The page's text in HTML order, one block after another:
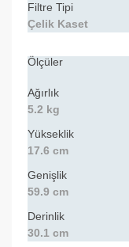
Filtre Tipi
Çelik Kaset
Ölçüler
Ağırlık
5.2 kg
Yükseklik
17.6 cm
Genişlik
59.9 cm
Derinlik
30.1 cm